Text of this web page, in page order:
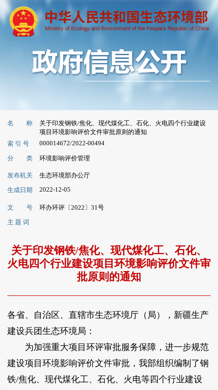
名 称
关于印发钢铁/焦化、现代煤化工、石化、火电四个行业建设
项目环境影响评价文件审批原则的通知
索 引 号
000014672/2022-00494
分 类 环境影响评价管理
发布机关
生态环境部办公厅
生成日期
2022-12-05
文 号
环办环评〔2022〕31号
主 题 词
关于印发钢铁/焦化、现代煤化工、石化、
火电四个行业建设项目环境影响评价文件审
批原则的通知
各省、自治区、直辖市生态环境厅（局），新疆生产
建设兵团生态环境局：
为加强重大项目环评审批服务保障，进一步规范
建设项目环境影响评价文件审批，我部组织编制了钢
铁/焦化、现代煤化工、石化、火电等四个行业建设